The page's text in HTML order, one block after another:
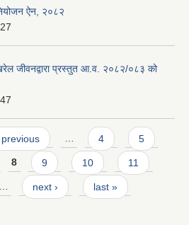
ऐन, २०८२
जीवनद्वारा प्रस्तुत आ.व. २०८२/०८३ को
previous … 4 5
8 9 10 11
… next › last »